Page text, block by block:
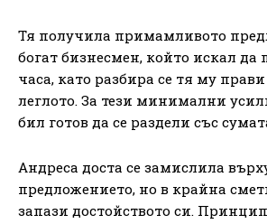
Тя получила примамливото
богат бизнесмен, който искал да
часа, като разбира се тя му
леглото. За тези минимални
бил готов да се раздели със
Андреса доста се замислила
предложението, но в крайна
запази достойството си.